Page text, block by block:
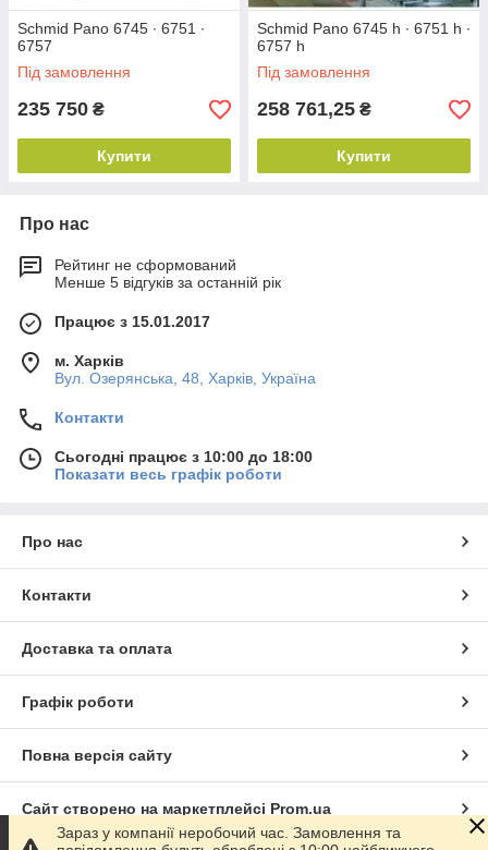
Schmid Pano 6745 ∙ 6751 ∙
6757
Під замовлення
235 750 ₴
Купити
Schmid Pano 6745 h ∙ 6751 h ∙
6757 h
Під замовлення
258 761,25 ₴
Купити
Про нас
Рейтинг не сформований
Менше 5 відгуків за останній рік
Працює з 15.01.2017
м. Харків
Вул. Озерянська, 48, Харків, Україна
Контакти
Сьогодні працює з 10:00 до 18:00
Показати весь графік роботи
Про нас
Контакти
Доставка та оплата
Графік роботи
Повна версія сайту
Сайт створено на маркетплейсі Prom.ua
Зараз у компанії неробочий час. Замовлення та